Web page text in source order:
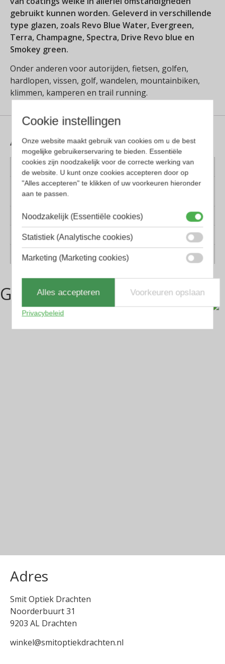
gebruikt kunnen worden. Geleverd in verschillende
type glazen, zoals Revo Blue Water, Evergreen,
Terra, Champagne, Spectra, Drive Revo blue en
Smokey green.
Onder anderen voor autorijden, fietsen, golfen,
hardlopen, vissen, golf, wandelen, mountainbiken,
klimmen, kamperen en trail running.
Aanvullende informatie
Kleur montuur
Goud
Montuur
materiaal
Titanium
Lens materiaal
Kunststof
Geschikt voor
Dames, Heren
Vorm
Piloten
Gerelateerde producten
Adres
Smit Optiek Drachten
Noorderbuurt 31
9203 AL Drachten
winkel@smitoptiekdrachten.nl
Cookie instellingen
Onze website maakt gebruik van cookies om u de best
mogelijke gebruikerservaring te bieden. Essentiële
cookies zijn noodzakelijk voor de correcte werking van
de website. U kunt onze cookies accepteren door op
"Alles accepteren" te klikken of uw voorkeuren hieronder
aan te passen.
Noodzakelijk (Essentiële cookies)
Statistiek (Analytische cookies)
Marketing (Marketing cookies)
Alles accepteren Voorkeuren opslaan
Privacybeleid